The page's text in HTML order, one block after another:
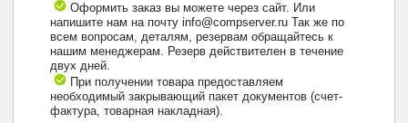
Оформить заказ вы можете через сайт. Или
напишите нам на почту info@compserver.ru Так же по
всем вопросам, деталям, резервам обращайтесь к
нашим менеджерам. Резерв действителен в течение
двух дней.
При получении товара предоставляем
необходимый закрывающий пакет документов (счет-
фактура, товарная накладная).